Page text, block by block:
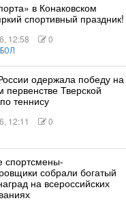
в Конаковском
спортивный праздник!
12:58 0
одержала победу на
первенстве Тверской
теннису
12:11 0
спортсмены-
собрали богатый
на всероссийских